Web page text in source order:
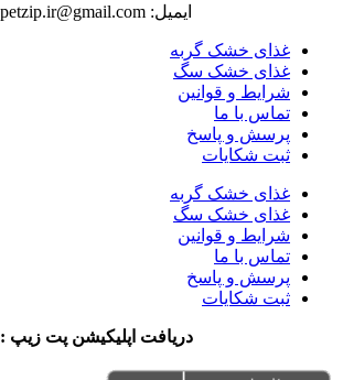
ایمیل: petzip.ir@gmail.com
غذای خشک گربه
غذای خشک سگ
شرایط و قوانین
تماس با ما
پرسش و پاسخ
ثبت شکایات
غذای خشک گربه
غذای خشک سگ
شرایط و قوانین
تماس با ما
پرسش و پاسخ
ثبت شکایات
دریافت اپلیکیشن پت زیپ :